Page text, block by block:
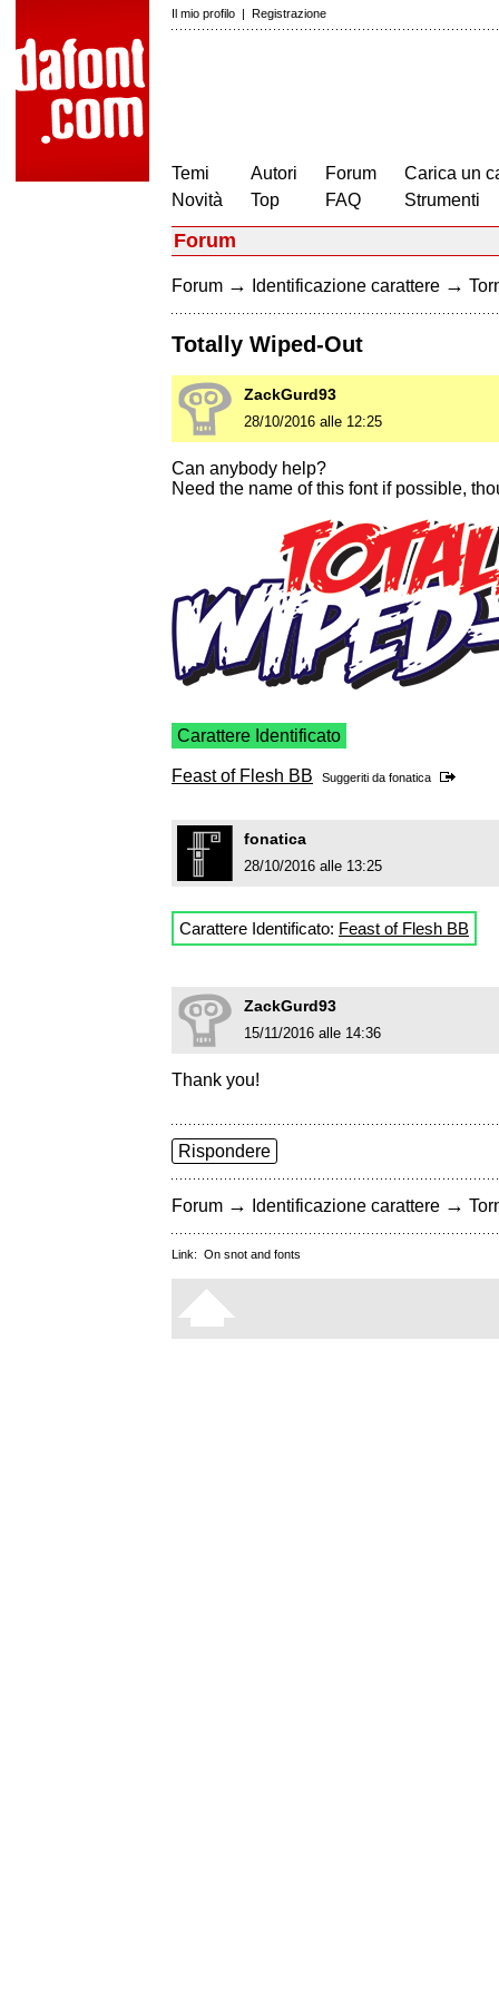
Il mio profilo | Registrazione
Temi
Novità
Autori
Top
Forum
FAQ
Carica un
Strumenti
Forum
Forum → Identificazione carattere →
Totally Wiped-Out
ZackGurd93
28/10/2016 alle 12:25
Can anybody help?
Need the name of this font if possible,
Carattere Identificato
Feast of Flesh BB Suggeriti da fonatica
fonatica
28/10/2016 alle 13:25
Carattere Identificato: Feast of Flesh BB
ZackGurd93
15/11/2016 alle 14:36
Thank you!
Rispondere
Forum → Identificazione carattere →
Link: On snot and fonts